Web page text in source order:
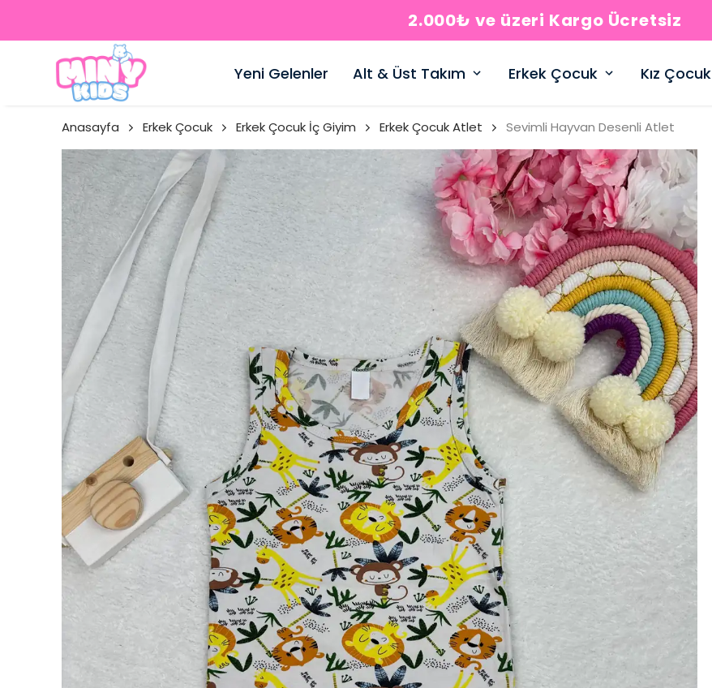
2.000₺ ve üzeri Kargo Ücretsiz
Yeni Gelenler Alt & Üst Takım Erkek Çocuk Kız Çocuk
Anasayfa Erkek Çocuk Erkek Çocuk İç Giyim Erkek Çocuk Atlet Sevimli Hayvan Desenli Atlet